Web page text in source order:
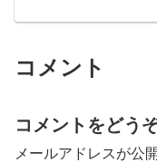
コメント
コメントをどう
メールアドレスが公